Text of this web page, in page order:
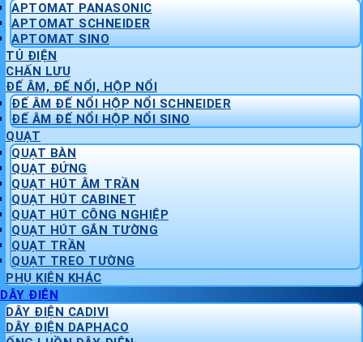
APTOMAT PANASONIC
APTOMAT SCHNEIDER
APTOMAT SINO
TỦ ĐIỆN
CHẤN LƯU
ĐẾ ÂM, ĐẾ NỔI, HỘP NỔI
ĐẾ ÂM ĐẾ NỔI HỘP NỔI SCHNEIDER
ĐẾ ÂM ĐẾ NỔI HỘP NỔI SINO
QUẠT
QUẠT BÀN
QUẠT ĐỨNG
QUẠT HÚT ÂM TRẦN
QUẠT HÚT CABINET
QUẠT HÚT CÔNG NGHIỆP
QUẠT HÚT GẮN TƯỜNG
QUẠT TRẦN
QUẠT TREO TƯỜNG
PHỤ KIỆN KHÁC
DÂY ĐIỆN
DÂY ĐIỆN CADIVI
DÂY ĐIỆN DAPHACO